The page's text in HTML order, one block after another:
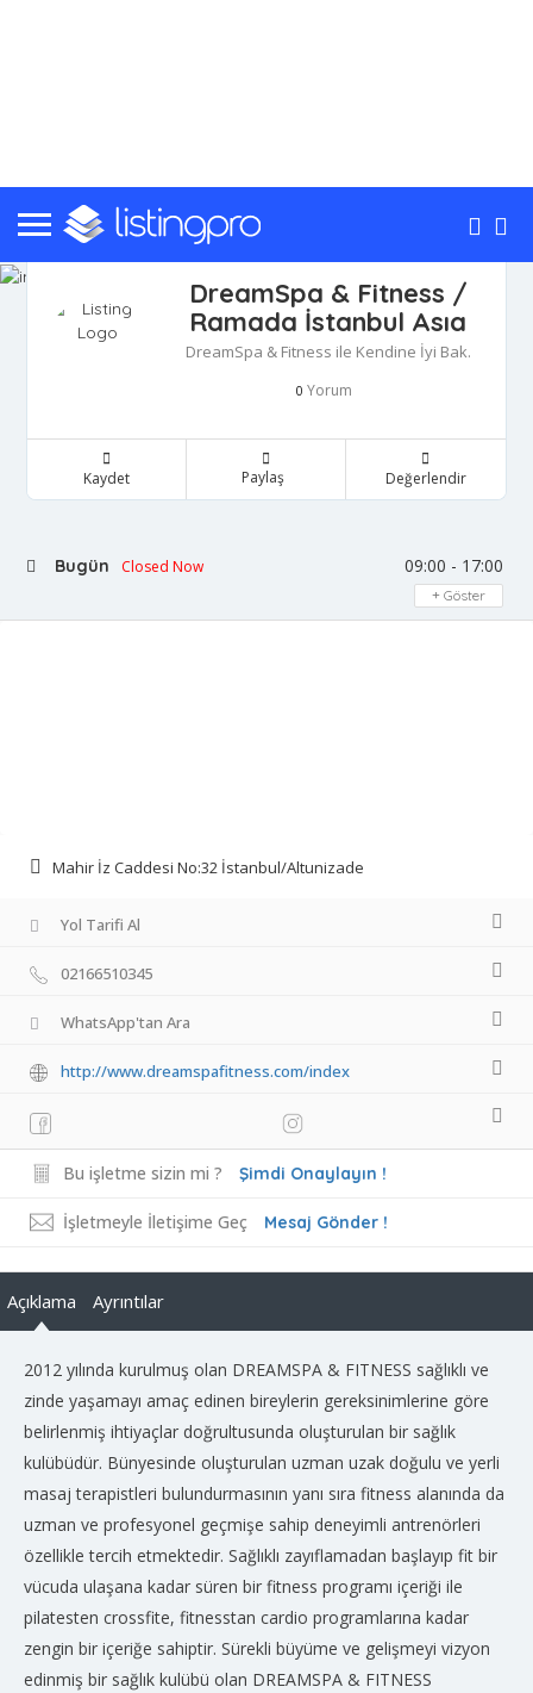
DreamSpa & Fitness /
Ramada İstanbul Asıa
DreamSpa & Fitness ile Kendine İyi Bak.
0 Yorum
Kaydet Paylaş Değerlendir
Bugün Closed Now 09:00 - 17:00
Göster
Mahir İz Caddesi No:32 İstanbul/Altunizade
Yol Tarifi Al
02166510345
WhatsApp'tan Ara
http://www.dreamspafitness.com/index
Bu işletme sizin mi ? Şimdi Onaylayın !
İşletmeyle İletişime Geç Mesaj Gönder !
Açıklama Ayrıntılar
2012 yılında kurulmuş olan DREAMSPA & FITNESS sağlıklı ve
zinde yaşamayı amaç edinen bireylerin gereksinimlerine göre
belirlenmiş ihtiyaçlar doğrultusunda oluşturulan bir sağlık
kulübüdür. Bünyesinde oluşturulan uzman uzak doğulu ve yerli
masaj terapistleri bulundurmasının yanı sıra fitness alanında da
uzman ve profesyonel geçmişe sahip deneyimli antrenörleri
özellikle tercih etmektedir. Sağlıklı zayıflamadan başlayıp fit bir
vücuda ulaşana kadar süren bir fitness programı içeriği ile
pilatesten crossfite, fitnesstan cardio programlarına kadar
zengin bir içeriğe sahiptir. Sürekli büyüme ve gelişmeyi vizyon
edinmiş bir sağlık kulübü olan DREAMSPA & FITNESS